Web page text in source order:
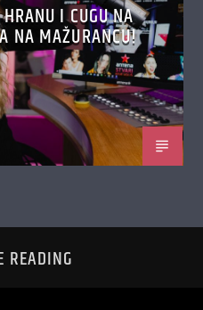
I CUGU NA
NA MAŽURANCU!
READING